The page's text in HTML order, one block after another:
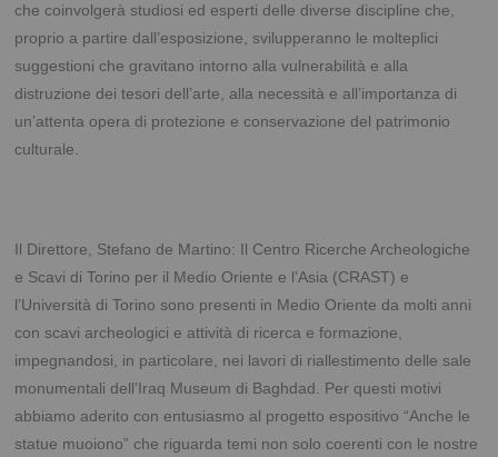
che coinvolgerà studiosi ed esperti delle diverse discipline che,
proprio a partire dall’esposizione, svilupperanno le molteplici
suggestioni che gravitano intorno alla vulnerabilità e alla
distruzione dei tesori dell’arte, alla necessità e all’importanza di
un’attenta opera di protezione e conservazione del patrimonio
culturale.
Il Direttore, Stefano de Martino: Il Centro Ricerche Archeologiche
e Scavi di Torino per il Medio Oriente e l’Asia (CRAST) e
l’Università di Torino sono presenti in Medio Oriente da molti anni
con scavi archeologici e attività di ricerca e formazione,
impegnandosi, in particolare, nei lavori di riallestimento delle sale
monumentali dell’Iraq Museum di Baghdad. Per questi motivi
abbiamo aderito con entusiasmo al progetto espositivo “Anche le
statue muoiono” che riguarda temi non solo coerenti con le nostre